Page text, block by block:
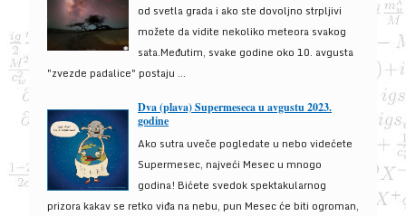
od svetla grada i ako ste dovoljno strpljivi
možete da vidite nekoliko meteora svakog
sata.Međutim, svake godine oko 10. avgusta
"zvezde padalice" postaju ...
Dva (plava) Supermeseca u avgustu 2023.
godine
Ako sutra uveče pogledate u nebo videćete
Supermesec, najveći Mesec u mnogo
godina! Bićete svedok spektakularnog
prizora kakav se retko viđa na nebu, pun Mesec će biti ogroman,